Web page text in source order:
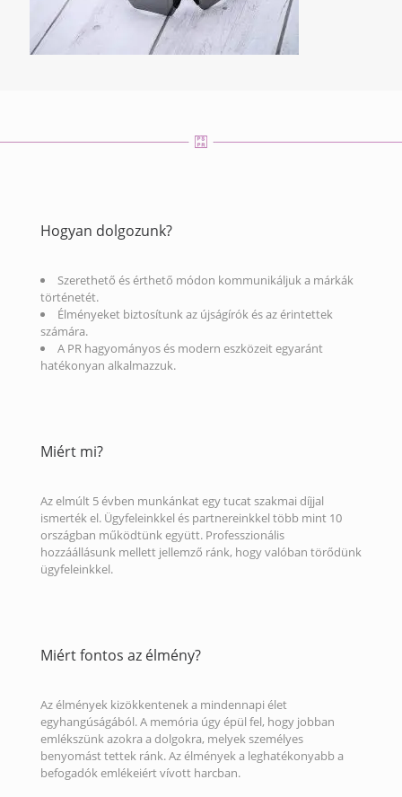
Hogyan dolgozunk?
Szerethető és érthető módon kommunikáljuk a márkák
történetét.
Élményeket biztosítunk az újságírók és az érintettek
számára.
A PR hagyományos és modern eszközeit egyaránt
hatékonyan alkalmazzuk.
Miért mi?
Az elmúlt 5 évben munkánkat egy tucat szakmai díjjal
ismerték el. Ügyfeleinkkel és partnereinkkel több mint 10
országban működtünk együtt. Professzionális
hozzáállásunk mellett jellemző ránk, hogy valóban törődünk
ügyfeleinkkel.
Miért fontos az élmény?
Az élmények kizökkentenek a mindennapi élet
egyhangúságából. A memória úgy épül fel, hogy jobban
emlékszünk azokra a dolgokra, melyek személyes
benyomást tettek ránk. Az élmények a leghatékonyabb a
befogadók emlékeiért vívott harcban.